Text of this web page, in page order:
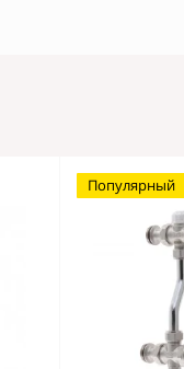
Популярный